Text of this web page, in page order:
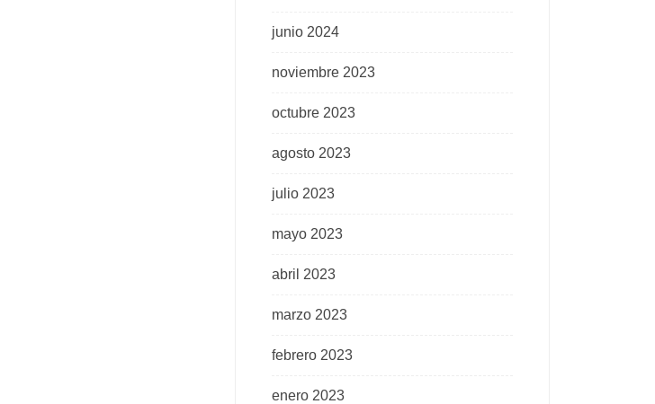
junio 2024
noviembre 2023
octubre 2023
agosto 2023
julio 2023
mayo 2023
abril 2023
marzo 2023
febrero 2023
enero 2023